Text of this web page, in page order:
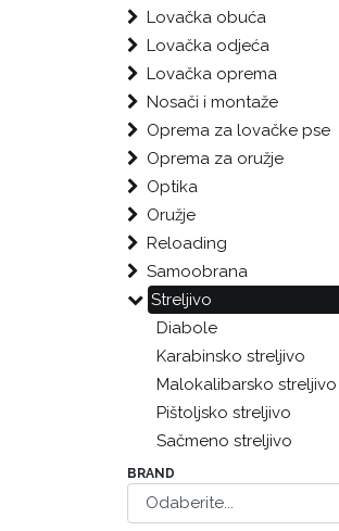
Lovačka obuća
Lovačka odjeća
Lovačka oprema
Nosači i montaže
Oprema za lovačke pse
Oprema za oružje
Optika
Oružje
Reloading
Samoobrana
Streljivo
Diabole
Karabinsko streljivo
Malokalibarsko streljivo
Pištoljsko streljivo
Sačmeno streljivo
BRAND